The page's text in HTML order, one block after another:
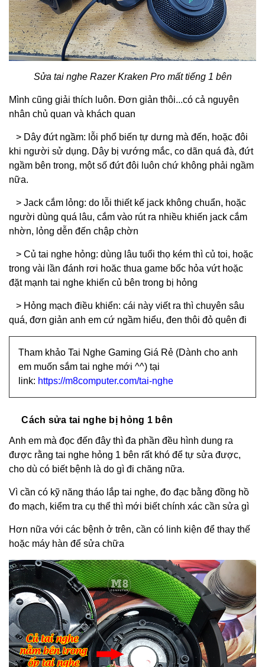
Sửa tai nghe Razer Kraken Pro mất tiếng 1 bên
Mình cũng giải thích luôn. Đơn giản thôi...có cả nguyên
nhân chủ quan và khách quan
> Dây đứt ngầm: lỗi phổ biến tự dưng mà đến, hoặc đôi
khi người sử dụng. Dây bị vướng mắc, co dãn quá đà, đứt
ngầm bên trong, một số đứt đôi luôn chứ không phải ngầm
nữa.
> Jack cắm lỏng: do lỗi thiết kế jack không chuẩn, hoặc
người dùng quá lâu, cắm vào rút ra nhiều khiến jack cắm
nhờn, lỏng dễn đến chập chờn
> Củ tai nghe hỏng: dùng lâu tuổi thọ kém thì củ toi, hoặc
trong vài lần đánh rơi hoăc thua game bốc hỏa vứt hoặc
đặt mạnh tai nghe khiến củ bên trong bị hỏng
> Hỏng mạch điều khiển: cái này viết ra thì chuyên sâu
quá, đơn giản anh em cứ ngầm hiểu, đen thôi đỏ quên đi
Tham khảo Tai Nghe Gaming Giá Rẻ (Dành cho anh
em muốn sắm tai nghe mới ^^) tại
link: https://m8computer.com/tai-nghe
Cách sửa tai nghe bị hỏng 1 bên
Anh em mà đọc đến đây thì đa phần đều hình dung ra
được rằng tai nghe hỏng 1 bên rất khó để tự sửa được,
cho dù có biết bệnh là do gì đi chăng nữa.
Vì cần có kỹ năng tháo lắp tai nghe, đo đạc bằng đồng hồ
đo mạch, kiểm tra cụ thể thì mới biết chính xác cần sửa gì
Hơn nữa với các bệnh ở trên, cần có linh kiện để thay thế
hoặc máy hàn để sửa chữa